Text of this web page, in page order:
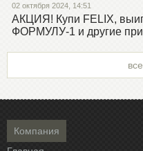
02 октября 2024, 14:51
АКЦИЯ! Купи FELIX,
ФОРМУЛУ-1 и другие
Компания